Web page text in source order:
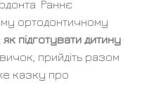
Раннє
ортодонтичному
як підготувати дитину
прийдіть разом
казку про